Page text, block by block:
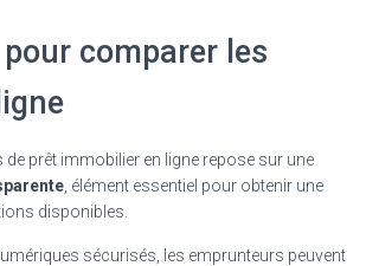
comparer les
prêt immobilier en ligne repose sur une
, élément essentiel pour obtenir une
disponibles.
sécurisés, les emprunteurs peuvent